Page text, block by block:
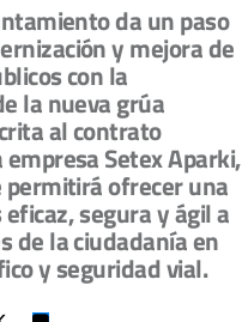
da un paso
y mejora de
con la
la nueva grúa
al contrato
Setex Aparki,
permitirá ofrecer una
segura y ágil a
de la ciudadanía en
y seguridad vial.